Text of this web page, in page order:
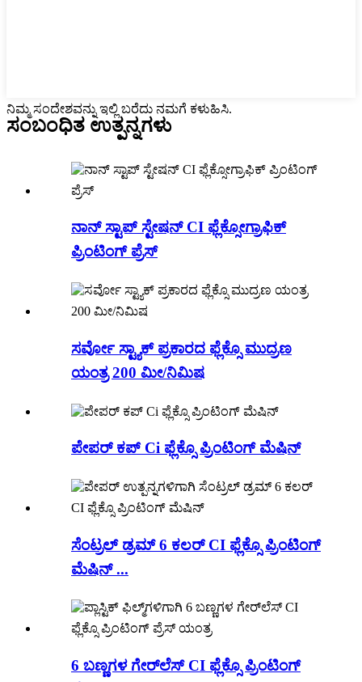
ನಿಮ್ಮ ಸಂದೇಶವನ್ನು ಇಲ್ಲಿ ಬರೆದು ನಮಗೆ ಕಳುಹಿಸಿ.
ಸಂಬಂಧಿತ ಉತ್ಪನ್ನಗಳು
ನಾನ್ ಸ್ಟಾಪ್ ಸ್ಟೇಷನ್ CI ಫ್ಲೆಕ್ಸೋಗ್ರಾಫಿಕ್
ಪ್ರಿಂಟಿಂಗ್ ಪ್ರೆಸ್
ಸರ್ವೋ ಸ್ಟ್ಯಾಕ್ ಪ್ರಕಾರದ ಫ್ಲೆಕ್ಸೊ ಮುದ್ರಣ
ಯಂತ್ರ 200 ಮೀ/ನಿಮಿಷ
ಪೇಪರ್ ಕಪ್ Ci ಫ್ಲೆಕ್ಸೊ ಪ್ರಿಂಟಿಂಗ್ ಮೆಷಿನ್
ಸೆಂಟ್ರಲ್ ಡ್ರಮ್ 6 ಕಲರ್ CI ಫ್ಲೆಕ್ಸೊ ಪ್ರಿಂಟಿಂಗ್
ಮೆಷಿನ್ ...
6 ಬಣ್ಣಗಳ ಗೇರ್‌ಲೆಸ್ CI ಫ್ಲೆಕ್ಸೊ ಪ್ರಿಂಟಿಂಗ್